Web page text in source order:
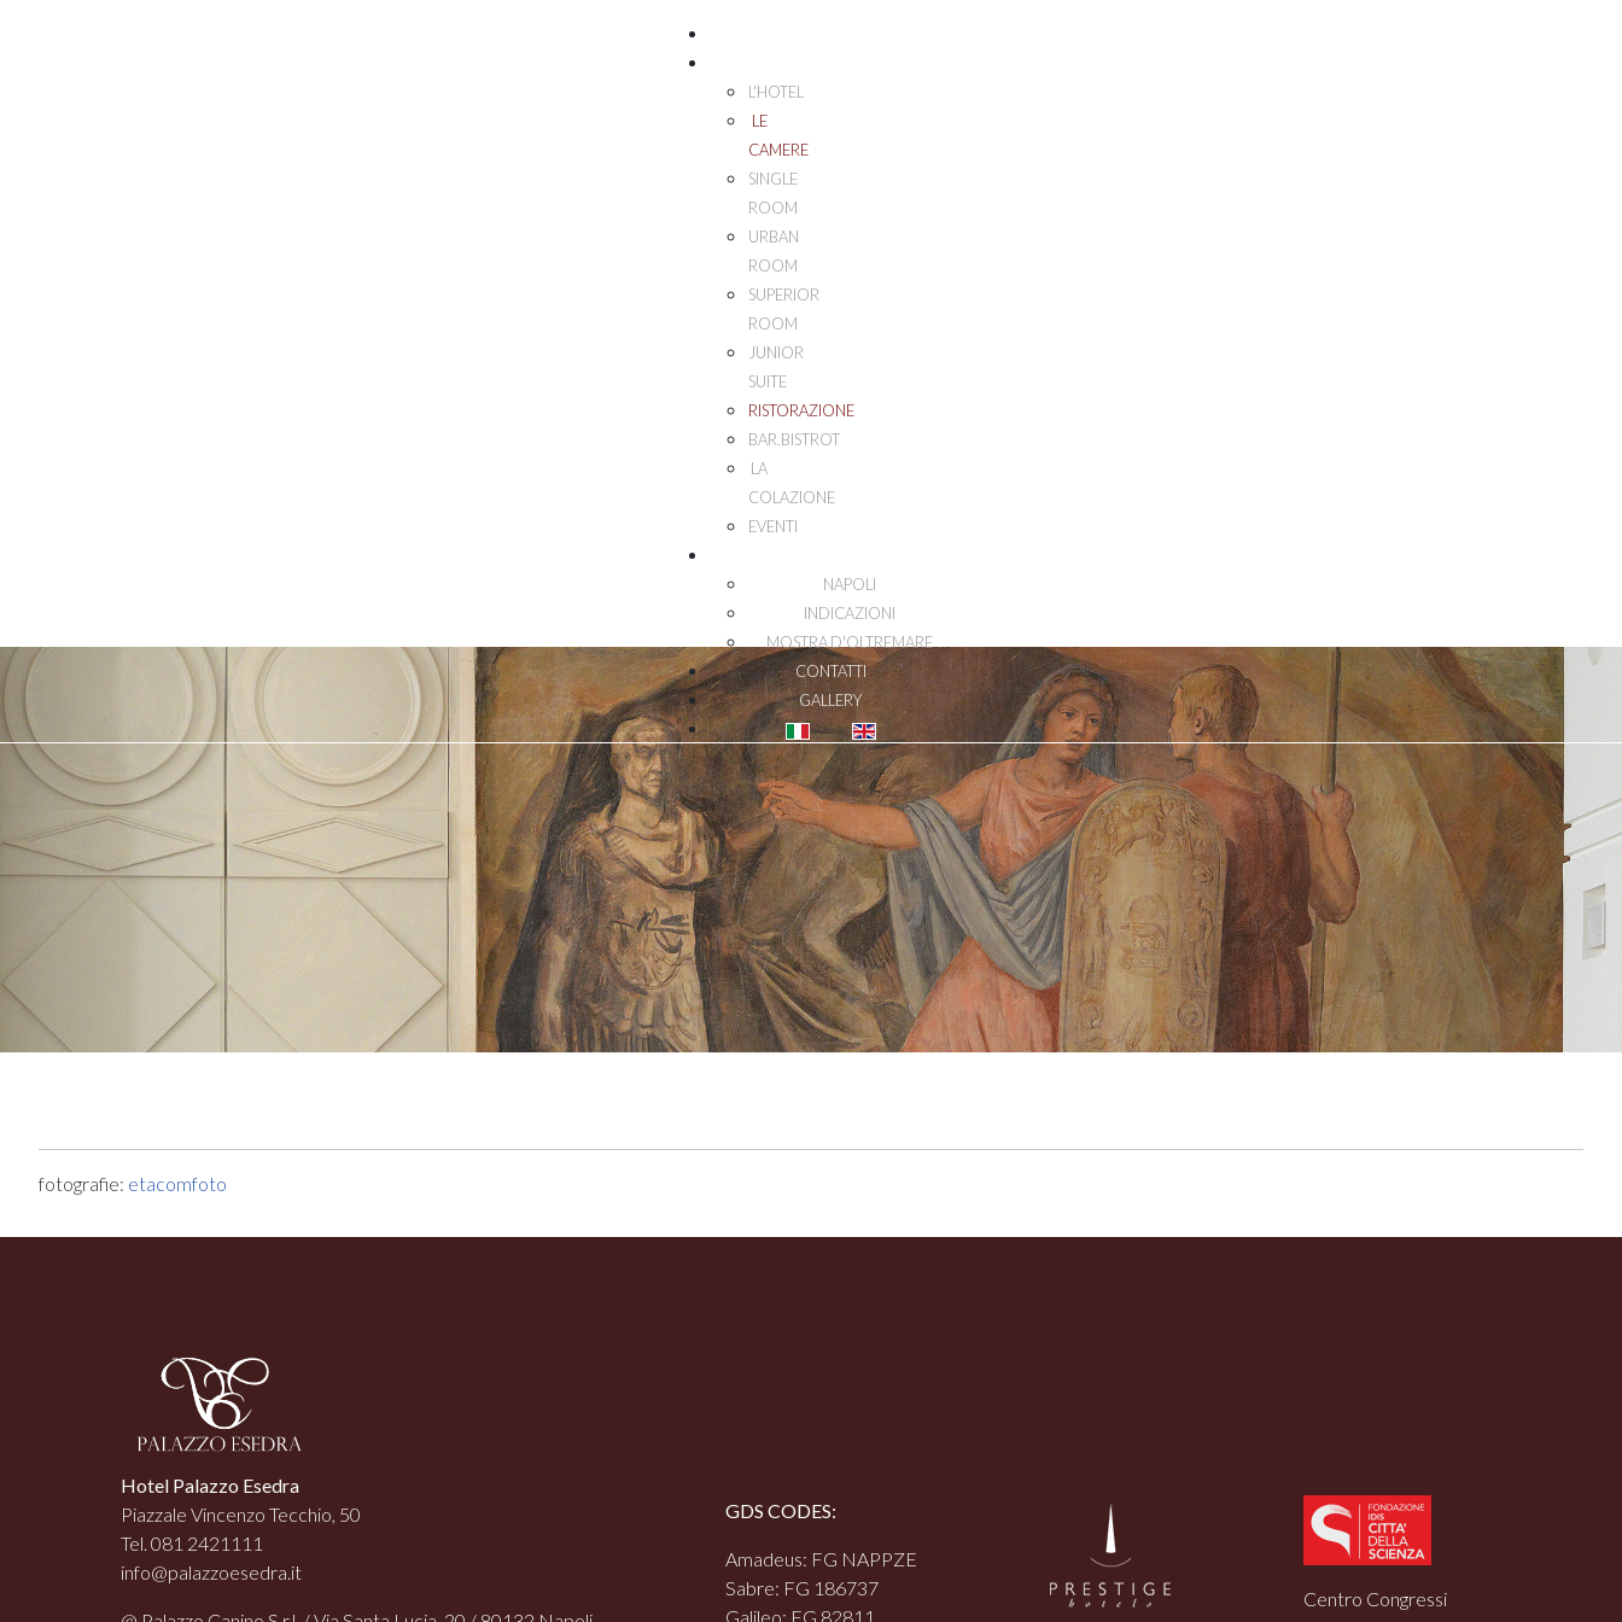
L'HOTEL
LE
CAMERE
SINGLE
ROOM
URBAN
ROOM
SUPERIOR
ROOM
JUNIOR
SUITE
RISTORAZIONE
BAR.BISTROT
LA
COLAZIONE
EVENTI
NAPOLI
INDICAZIONI
MOSTRA D'OLTREMARE
CONTATTI
GALLERY
Seleziona la tua lingua
fotografie: etacomfoto
Hotel Palazzo Esedra
Piazzale Vincenzo Tecchio, 50
Tel. 081 2421111
info@palazzoesedra.it
GDS CODES:
Amadeus: FG NAPPZE
Sabre: FG 186737
Galileo: FG 82811
Centro Congressi